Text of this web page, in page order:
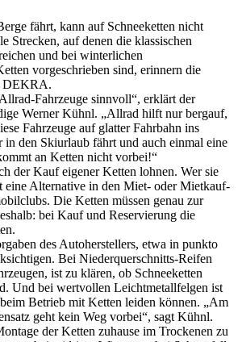
fährt, kann auf Schneeketten nicht
Strecken, auf denen die klassischen
und bei winterlichen
vorgeschrieben sind, erinnern die
DEKRA.
Fahrzeuge sinnvoll“, erklärt der
Werner Kühnl. „Allrad hilft nur bergauf,
Fahrzeuge auf glatter Fahrbahn ins
in den Skiurlaub fährt und auch einmal eine
an Ketten nicht vorbei!“
der Kauf eigener Ketten lohnen. Wer sie
eine Alternative in den Miet- oder Mietkauf-
Die Ketten müssen genau zur
bei Kauf und Reservierung die
des Autoherstellers, etwa in punkto
Bei Niederquerschnitts-Reifen
ist zu klären, ob Schneeketten
Und bei wertvollen Leichtmetallfelgen ist
Betrieb mit Ketten leiden können. „Am
geht kein Weg vorbei“, sagt Kühnl.
der Ketten zuhause im Trockenen zu